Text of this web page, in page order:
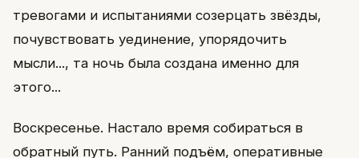
тревогами и испытаниями созерцать звёзды,
почувствовать уединение, упорядочить
мысли..., та ночь была создана именно для
этого...
Воскресенье. Настало время собираться в
обратный путь. Ранний подъём, оперативные